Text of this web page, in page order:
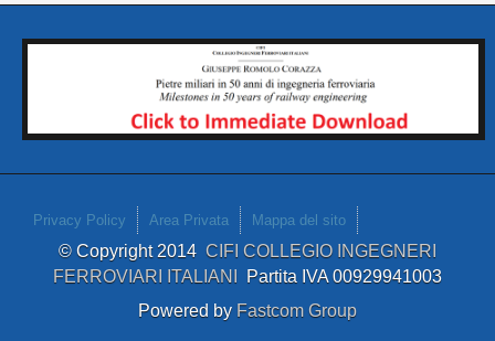
Privacy Policy Area Privata Mappa del sito
© Copyright 2014 CIFI COLLEGIO INGEGNERI
FERROVIARI ITALIANI Partita IVA 00929941003
Powered by Fastcom Group